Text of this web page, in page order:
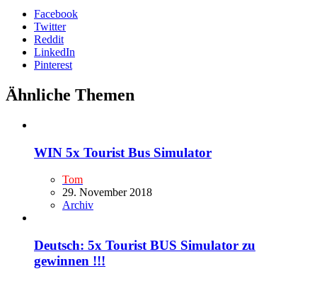
Facebook
Twitter
Reddit
LinkedIn
Pinterest
Ähnliche Themen
WIN 5x Tourist Bus Simulator
Tom
29. November 2018
Archiv
Deutsch: 5x Tourist BUS Simulator zu
gewinnen !!!